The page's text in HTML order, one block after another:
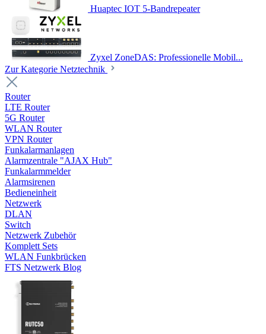
Huaptec IOT 5-Bandrepeater
Zyxel ZoneDAS: Professionelle Mobil...
Zur Kategorie Netztechnik
Router
LTE Router
5G Router
WLAN Router
VPN Router
Funkalarmanlagen
Alarmzentrale "AJAX Hub"
Funkalarmmelder
Alarmsirenen
Bedieneinheit
Netzwerk
DLAN
Switch
Netzwerk Zubehör
Komplett Sets
WLAN Funkbrücken
FTS Netzwerk Blog